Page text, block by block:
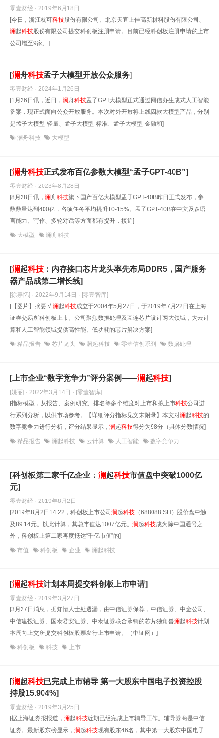
零壹财经 · 2019年6月18日
[今日，浙江杭可科技股份有限公司、北京天宜上佳高新材料股份有限公司、
澜起科技股份有限公司提交科创板注册申请。目前已经科创板注册申请的上市
公司增至9家。]
[澜舟科技孟子大模型开放公众服务]
零壹财经 · 2024年1月26日
[1月26日讯，近日， 澜舟科技孟子GPT大模型正式通过网信办生成式人工智能
备案，现正式面向公众开放服务。本次对外开放将上线四款大模型产品，分别
是孟子大模型-轻量、孟子大模型-标准、孟子大模型-金融和]
澜舟科技 大模型
[澜舟科技正式发布百亿参数大模型“孟子GPT-40B”]
零壹财经 · 2023年8月28日
[8月28日讯， 澜舟科技旗下国产百亿大模型孟子GPT-40B昨日正式发布，参
数数量达到400亿，各项任务平均提升10-15%。孟子GPT-40B在中文及多语
言能力、写作、多轮对话等方面都有提升，接近]
大模型 澜舟科技
[澜起科技 ：内存接口芯片龙头率先布局DDR5，国产服务
器产品成第二增长线]
[徐嘉忆] · 2022年9月14日 · [零壹智库]
[【图片】摘要 √ 澜起科技成立于2004年5月27日，于2019年7月22日在上海
证券交易所科创板上市。公司聚焦数据处理及互连芯片设计两大领域，为云计
算和人工智能领域提供高性能、低功耗的芯片解决方案]
精品报告 芯片龙头 澜起科技 零壹信创系列 数据处理
[上市企业“数字竞争力”评分案例——澜起科技]
[姚丽] · 2022年3月14日 · [零壹智库]
[指标模型，从报告、案例研究、排名等多个维度对上市和拟上市科技公司进
行系列分析，以供市场参考。【详细评分指标见文末附录】本文对澜起科技的
数字竞争力进行分析，评分结果显示， 澜起科技得分为98分（具体分数情况]
精品报告 澜起科技 云计算 人工智能 数字竞争力
[科创板第二家千亿企业： 澜起科技市值盘中突破1000亿
元]
零壹财经 · 2019年8月2日
[2019年8月2日14:22，科创板上市公司澜起科技 （688088.SH）股价盘中触
及89.14元。以此计算，其总市值达1007亿元。 澜起科技成为除中国通号之
外，科创板上第二家再度抵达“千亿市值”的]
市值 科创板 企业 澜起科技
[澜起科技计划本周提交科创板上市申请]
零壹财经 · 2019年3月27日
[3月27日消息，据知情人士处透漏，由中信证券保荐，中信证券、中金公司、
中信建投证券、国泰君安证券、中泰证券联合承销的芯片独角兽澜起科技计划
本周向上交所提交科创板股票发行上市申请。（中证网）]
科创板 科技 上市
[澜起科技已完成上市辅导 第一大股东中国电子投资控股
持股15.904%]
零壹财经 · 2019年3月25日
[据上海证券报报道， 澜起科技近期已经完成上市辅导工作。辅导券商是中信
证券。最新股东榜显示， 澜起科技现有股东46名，其中第一大股东中国电子